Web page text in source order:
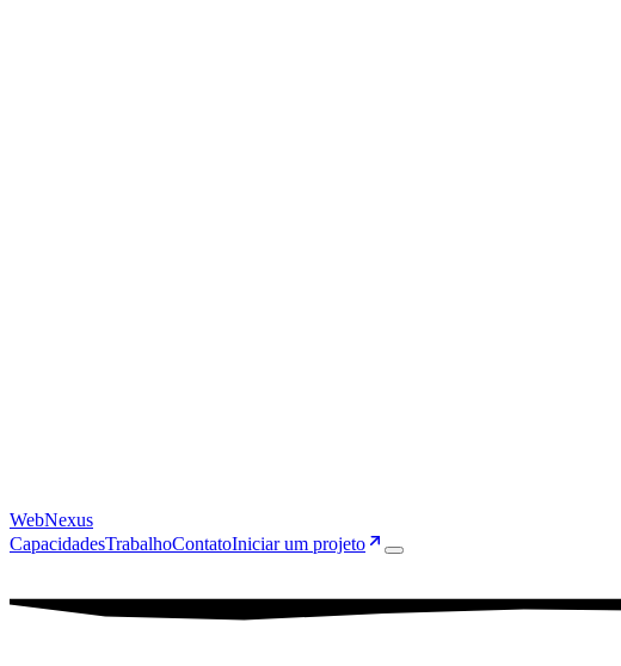
WebNexus
CapacidadesTrabalhoContatoIniciar um projeto